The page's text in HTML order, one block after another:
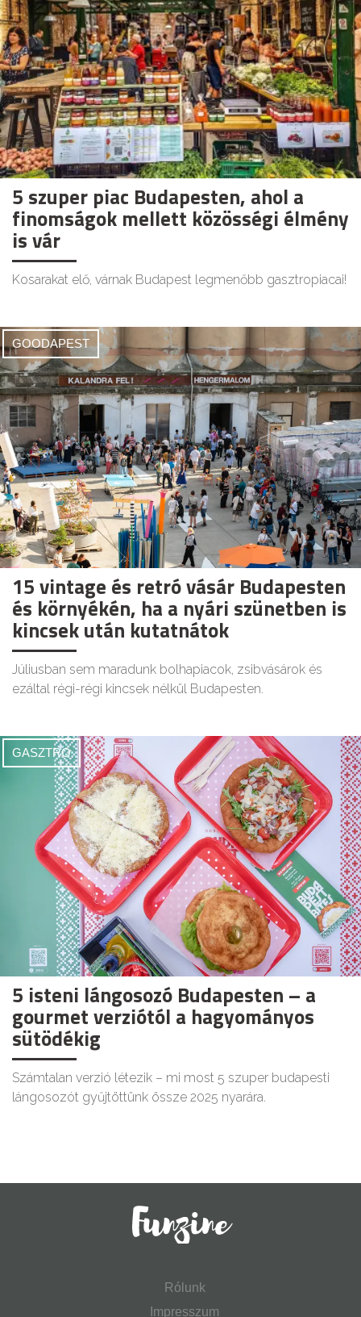
5 szuper piac Budapesten, ahol a
finomságok mellett közösségi élmény
is vár
Kosarakat elő, várnak Budapest legmenőbb gasztropiacai!
GOODAPEST
15 vintage és retró vásár Budapesten
és környékén, ha a nyári szünetben is
kincsek után kutatnátok
Júliusban sem maradunk bolhapiacok, zsibvásárok és
ezáltal régi-régi kincsek nélkül Budapesten.
GASZTRO
5 isteni lángosozó Budapesten – a
gourmet verziótól a hagyományos
sütödékig
Számtalan verzió létezik – mi most 5 szuper budapesti
lángosozót gyűjtöttünk össze 2025 nyarára.
Rólunk
Impresszum